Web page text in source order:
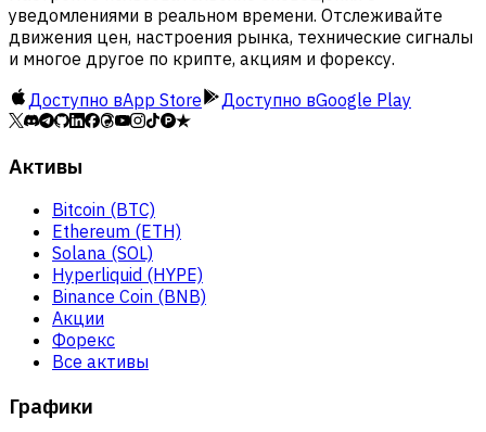
уведомлениями в реальном времени. Отслеживайте
движения цен, настроения рынка, технические сигналы
и многое другое по крипте, акциям и форексу.
Доступно вApp Store Доступно вGoogle Play
Активы
Bitcoin (BTC)
Ethereum (ETH)
Solana (SOL)
Hyperliquid (HYPE)
Binance Coin (BNB)
Акции
Форекс
Все активы
Графики